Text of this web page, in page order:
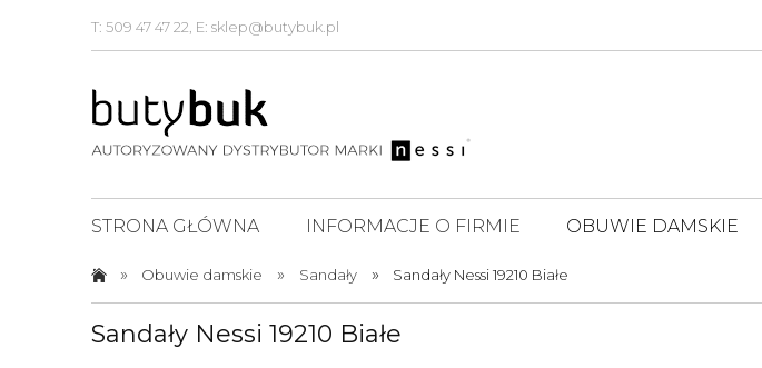
T: 509 47 47 22, E: sklep@butybuk.pl
STRONA GŁÓWNA INFORMACJE O FIRMIE OBUWIE DAMSKIE
» Obuwie damskie » Sandały » Sandały Nessi 19210 Białe
Sandały Nessi 19210 Białe